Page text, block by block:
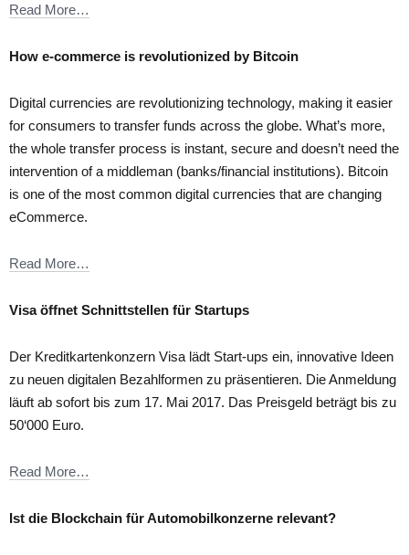
Read More…
How e-commerce is revolutionized by Bitcoin
Digital currencies are revolutionizing technology, making it easier
for consumers to transfer funds across the globe. What’s more,
the whole transfer process is instant, secure and doesn’t need the
intervention of a middleman (banks/financial institutions). Bitcoin
is one of the most common digital currencies that are changing
eCommerce.
Read More…
Visa öffnet Schnittstellen für Startups
Der Kreditkartenkonzern Visa lädt Start-ups ein, innovative Ideen
zu neuen digitalen Bezahlformen zu präsentieren. Die Anmeldung
läuft ab sofort bis zum 17. Mai 2017. Das Preisgeld beträgt bis zu
50‘000 Euro.
Read More…
Ist die Blockchain für Automobilkonzerne relevant?